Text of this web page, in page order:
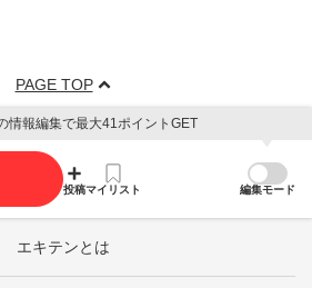
PAGE TOP
情報編集で最大41ポイントGET
投稿マイリスト 編集モード
エキテンとは